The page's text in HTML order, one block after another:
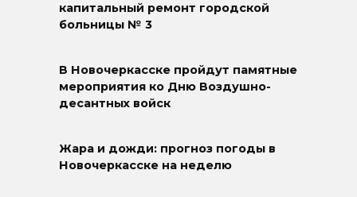
капитальный ремонт городской
больницы № 3
В Новочеркасске пройдут памятные
мероприятия ко Дню Воздушно-
десантных войск
Жара и дожди: прогноз погоды в
Новочеркасске на неделю